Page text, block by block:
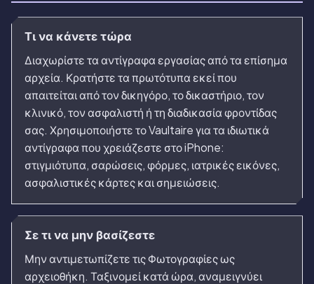
Τι να κάνετε τώρα
Διαχωρίστε τα αντίγραφα εργασίας από τα επίσημα
αρχεία. Κρατήστε τα πρωτότυπα εκεί που
απαιτείται από τον δικηγόρο, το δικαστήριο, τον
κλινικό, τον ασφαλιστή ή τη διαδικασία φροντίδας
σας. Χρησιμοποιήστε το Vaultaire για τα ιδιωτικά
αντίγραφα που χρειάζεστε στο iPhone:
στιγμιότυπα, σαρώσεις, φόρμες, ιατρικές εικόνες,
ασφαλιστικές κάρτες και σημειώσεις.
Σε τι να μην βασίζεστε
Μην αντιμετωπίζετε τις Φωτογραφίες ως
αρχειοθήκη. Ταξινομεί κατά ώρα, αναμειγνύει